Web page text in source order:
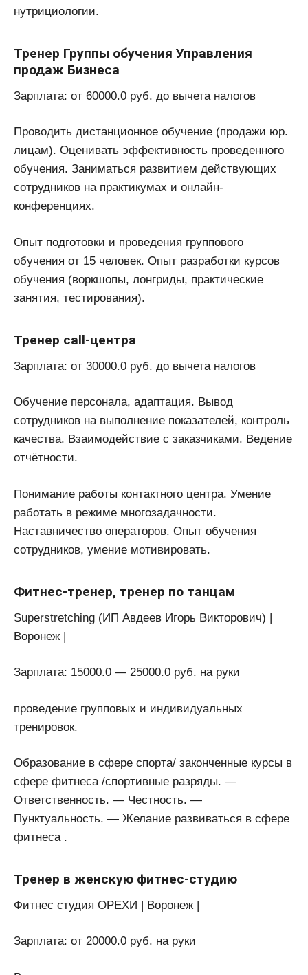
нутрициологии.
Тренер Группы обучения Управления
продаж Бизнеса
Зарплата: от 60000.0 руб. до вычета налогов
Проводить дистанционное обучение (продажи юр.
лицам). Оценивать эффективность проведенного
обучения. Заниматься развитием действующих
сотрудников на практикумах и онлайн-
конференциях.
Опыт подготовки и проведения группового
обучения от 15 человек. Опыт разработки курсов
обучения (воркшопы, лонгриды, практические
занятия, тестирования).
Тренер call-центра
Зарплата: от 30000.0 руб. до вычета налогов
Обучение персонала, адаптация. Вывод
сотрудников на выполнение показателей, контроль
качества. Взаимодействие с заказчиками. Ведение
отчётности.
Понимание работы контактного центра. Умение
работать в режиме многозадачности.
Наставничество операторов. Опыт обучения
сотрудников, умение мотивировать.
Фитнес-тренер, тренер по танцам
Superstretching (ИП Авдеев Игорь Викторович) |
Воронеж |
Зарплата: 15000.0 — 25000.0 руб. на руки
проведение групповых и индивидуальных
тренировок.
Образование в сфере спорта/ законченные курсы в
сфере фитнеса /спортивные разряды. —
Ответственность. — Честность. —
Пунктуальность. — Желание развиваться в сфере
фитнеса .
Тренер в женскую фитнес-студию
Фитнес студия ОРЕХИ | Воронеж |
Зарплата: от 20000.0 руб. на руки